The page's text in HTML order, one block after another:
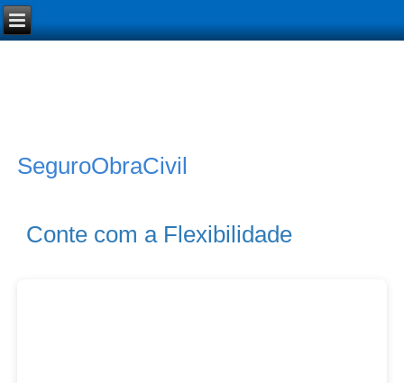
SeguroObraCivil
Conte com a Flexibilidade